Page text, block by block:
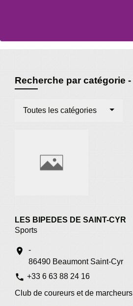
Recherche par catégorie -
Toutes les catégories
LES BIPEDES DE SAINT-CYR
Sports
location_on
-
86490 Beaumont Saint-Cyr
phone +33 6 63 88 24 16
Club de coureurs et de marcheurs